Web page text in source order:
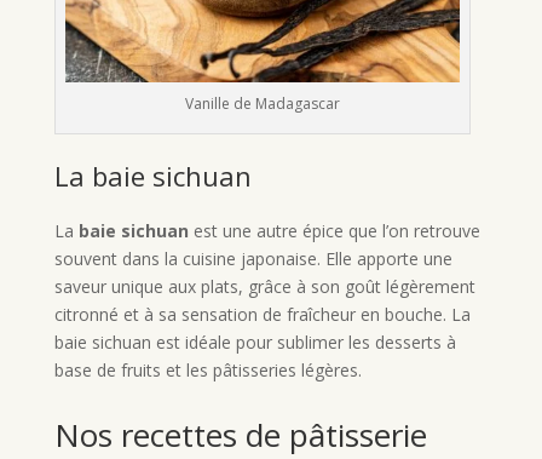
Vanille de Madagascar
La baie sichuan
La baie sichuan est une autre épice que l’on retrouve
souvent dans la cuisine japonaise. Elle apporte une
saveur unique aux plats, grâce à son goût légèrement
citronné et à sa sensation de fraîcheur en bouche. La
baie sichuan est idéale pour sublimer les desserts à
base de fruits et les pâtisseries légères.
Nos recettes de pâtisserie